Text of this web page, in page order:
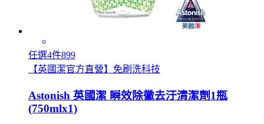
任選4件899
【英國潔官方直營】免刷洗科技
Astonish 英國潔 瞬效除黴去汙清潔劑1瓶
(750mlx1)